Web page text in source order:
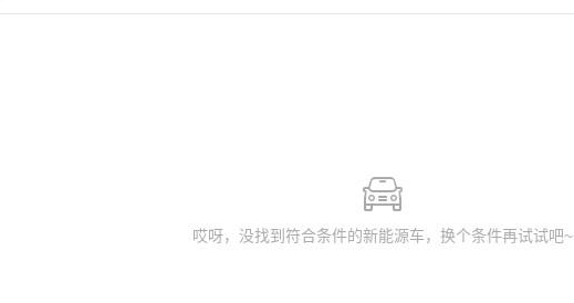
哎呀，没找到符合条件的新能源车，换个条件再试试吧~